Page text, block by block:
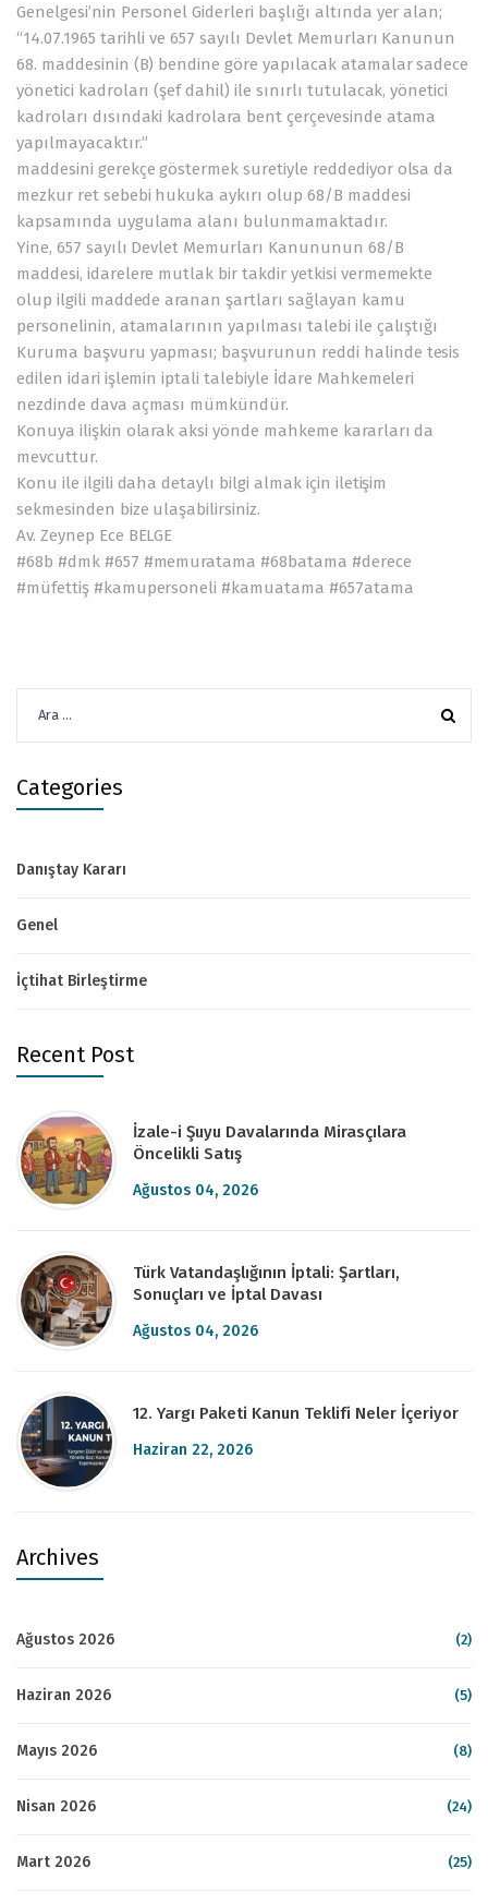
Genelgesi’nin Personel Giderleri başlığı altında yer alan;
“14.07.1965 tarihli ve 657 sayılı Devlet Memurları Kanunun
68. maddesinin (B) bendine göre yapılacak atamalar sadece
yönetici kadroları (şef dahil) ile sınırlı tutulacak, yönetici
kadroları dısındaki kadrolara bent çerçevesinde atama
yapılmayacaktır.”
maddesini gerekçe göstermek suretiyle reddediyor olsa da
mezkur ret sebebi hukuka aykırı olup 68/B maddesi
kapsamında uygulama alanı bulunmamaktadır.
Yine, 657 sayılı Devlet Memurları Kanununun 68/B
maddesi, idarelere mutlak bir takdir yetkisi vermemekte
olup ilgili maddede aranan şartları sağlayan kamu
personelinin, atamalarının yapılması talebi ile çalıştığı
Kuruma başvuru yapması; başvurunun reddi halinde tesis
edilen idari işlemin iptali talebiyle İdare Mahkemeleri
nezdinde dava açması mümkündür.
Konuya ilişkin olarak aksi yönde mahkeme kararları da
mevcuttur.
Konu ile ilgili daha detaylı bilgi almak için iletişim
sekmesinden bize ulaşabilirsiniz.
Av. Zeynep Ece BELGE
#68b #dmk #657 #memuratama #68batama #derece
#müfettiş #kamupersoneli #kamuatama #657atama
Categories
Danıştay Kararı
Genel
İçtihat Birleştirme
Recent Post
İzale-i Şuyu Davalarında Mirasçılara
Öncelikli Satış
Ağustos 04, 2026
Türk Vatandaşlığının İptali: Şartları,
Sonuçları ve İptal Davası
Ağustos 04, 2026
12. Yargı Paketi Kanun Teklifi Neler İçeriyor
Haziran 22, 2026
Archives
Ağustos 2026 (2)
Haziran 2026 (5)
Mayıs 2026 (8)
Nisan 2026 (24)
Mart 2026 (25)